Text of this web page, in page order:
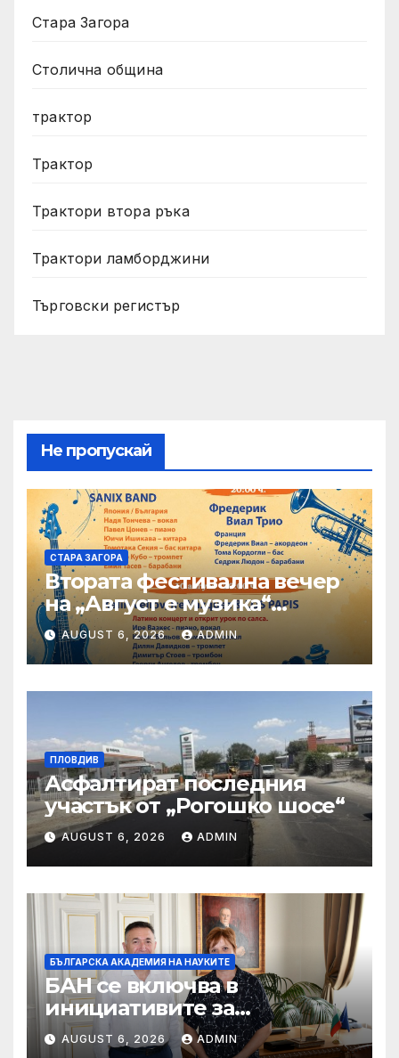
Стара Загора
Столична община
трактор
Трактор
Трактори втора ръка
Трактори ламборджини
Търговски регистър
Не пропускай
СТАРА ЗАГОРА
Втората фестивална вечер
на „Август е музика“
посреща Фредерик Виал
Трио
AUGUST 6, 2026 ADMIN
ПЛОВДИВ
Асфалтират последния
участък от „Рогошко шосе“
AUGUST 6, 2026 ADMIN
БЪЛГАРСКА АКАДЕМИЯ НА НАУКИТЕ
БАН се включва в
инициативите за
отбелязване 190 години от
рождението на Васил
AUGUST 6, 2026 ADMIN